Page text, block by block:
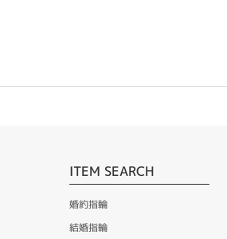
ITEM SEARCH
婚約指輪
結婚指輪